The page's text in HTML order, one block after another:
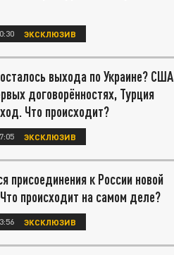
ЭКСКЛЮЗИВ
выхода по Украине? США
договорённостях, Турция
Что происходит?
ЭКСКЛЮЗИВ
присоединения к России новой
происходит на самом деле?
ЭКСКЛЮЗИВ